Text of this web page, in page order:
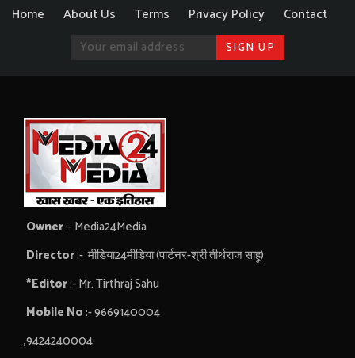
Home About Us Terms Privacy Policy Contact
Owner:- Media24Media
Director:- मीडिया24मीडिया (पार्टनर-श्री तीर्थराज साहू)
*Editor:- Mr. Tirthraj Sahu
Mobile No:- 9669140004
,9424240004